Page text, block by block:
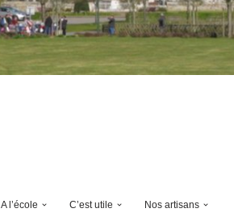
A l’école C’est utile Nos artisans